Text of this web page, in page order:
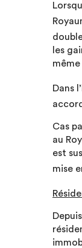
les
Dans
Cas
au
est
mise